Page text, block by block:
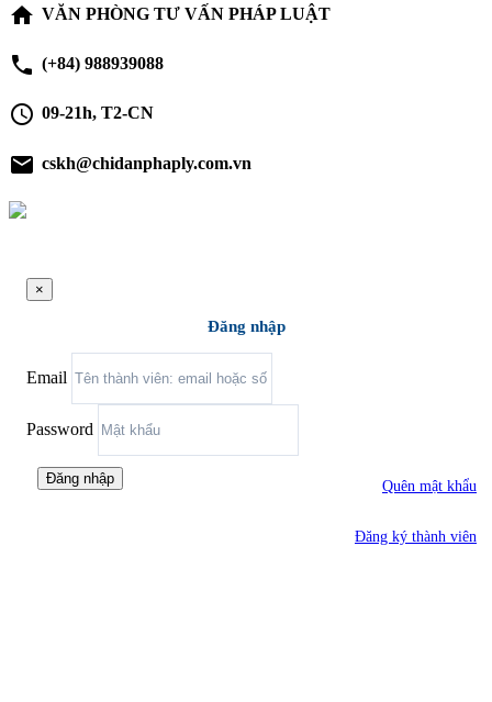
home VĂN PHÒNG TƯ VẤN PHÁP LUẬT
phone (+84) 988939088
schedule 09-21h, T2-CN
email cskh@chidanphaply.com.vn
×
Đăng nhập
Email
Password
Đăng nhập Quên mật khẩu
Đăng ký thành viên